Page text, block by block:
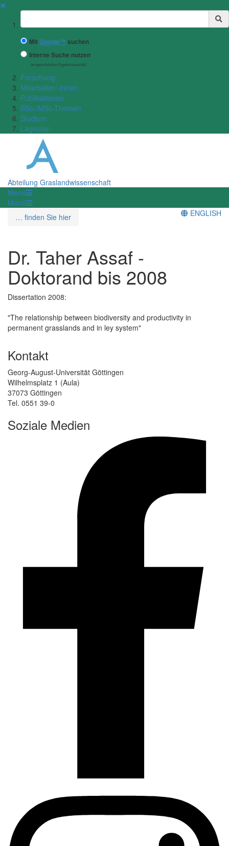
✖
Suchbegriff
MitGoogle™ suchen
Interne Suche nutzen
(eingeschränkte Ergebnisqualität)
Forschung
Mitarbeiter/-innen
Publikationen
BSc-/MSc-Themen
Studium
Lageplan
Abteilung Graslandwissenschaft
Menü
Menü
… finden Sie hier
ENGLISH
Dr. Taher Assaf -
Doktorand bis 2008
Dissertation 2008:
"The relationship between biodiversity and productivity in
permanent grasslands and in ley system"
Kontakt
Georg-August-Universität Göttingen
Wilhelmsplatz 1 (Aula)
37073 Göttingen
Tel. 0551 39-0
Soziale Medien